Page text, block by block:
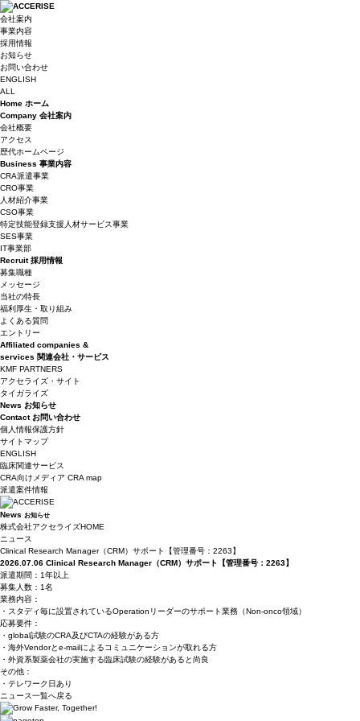
会社案内
事業内容
採用情報
お知らせ
お問い合わせ
ENGLISH
ALL
Home ホーム
Company 会社案内
会社概要
アクセス
歴代ホームページ
Business 事業内容
CRA派遣事業
CRO事業
人材紹介事業
CSO事業
特定技能登録支援人材サービス事業
SES事業
IT事業部
Recruit採用情報
募集職種
メッセージ
当社の特長
福利厚生・取り組み
よくある質問
エントリー
Affiliated companies &
services 関連会社・サービス
KMF PARTNERS
アクセライズ・サイト
タイガライズ
News お知らせ
Contactお問い合わせ
個人情報保護方針
サイトマップ
ENGLISH
臨床関連サービス
CRA向けメディア CRA map
派遣案件情報
News お知らせ
株式会社アクセライズHOME
ニュース
Clinical Research Manager（CRM）サポート【管理番号：2263】
2026.07.06 Clinical Research Manager（CRM）サポート【管理番号：2263】
派遣期間：1年以上
募集人数：1名
業務内容：
・スタディ毎に設置されているOperationリーダーのサポート業務（Non-onco領域）
応募要件：
・global試験のCRA及びCTAの経験がある方
・海外Vendorとe-mailによるコミュニケーションが取れる方
・外資系製薬会社の実施する臨床試験の経験があると尚良
その他：
・テレワーク日あり
ニュース一覧へ戻る